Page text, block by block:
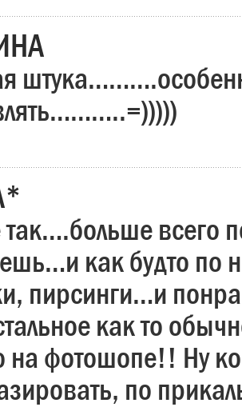
так….больше всего
как будто по
пирсинги…и
как то
на фотошопе!! Ну
по